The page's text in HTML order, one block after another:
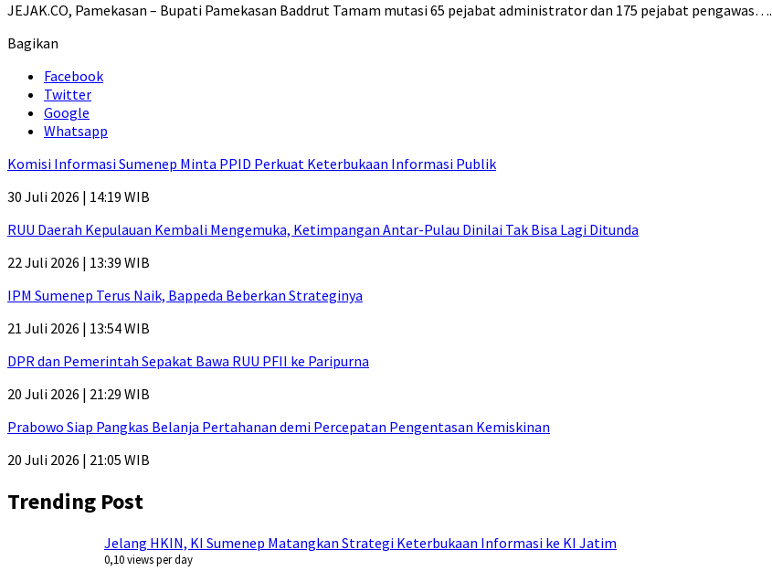
JEJAK.CO, Pamekasan – Bupati Pamekasan Baddrut Tamam mutasi 65 pejabat administrator dan 175 pejabat pengawas….
Bagikan
Facebook
Twitter
Google
Whatsapp
Komisi Informasi Sumenep Minta PPID Perkuat Keterbukaan Informasi Publik
30 Juli 2026 | 14:19 WIB
RUU Daerah Kepulauan Kembali Mengemuka, Ketimpangan Antar-Pulau Dinilai Tak Bisa Lagi Ditunda
22 Juli 2026 | 13:39 WIB
IPM Sumenep Terus Naik, Bappeda Beberkan Strateginya
21 Juli 2026 | 13:54 WIB
DPR dan Pemerintah Sepakat Bawa RUU PFII ke Paripurna
20 Juli 2026 | 21:29 WIB
Prabowo Siap Pangkas Belanja Pertahanan demi Percepatan Pengentasan Kemiskinan
20 Juli 2026 | 21:05 WIB
Trending Post
Jelang HKIN, KI Sumenep Matangkan Strategi Keterbukaan Informasi ke KI Jatim
0,10 views per day